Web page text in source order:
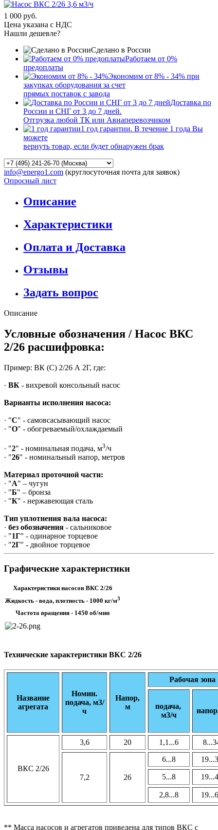
1 000 руб.
Цена указана с НДС
Нашли дешевле?
Сделано в России
Работаем от 0%
предоплаты
Экономим от 8% - 34% при
закупках оборудования за счет
прямых поставок с завода
Доставка по
России и СНГ от 3 до 7 дней.
Отгрузка любой ТК или Авиаперевозчиком
1 год гарантии. В течение 1 года Вы
можете
вернуть товар, если будет обнаружен брак
info@energo1.com (круглосуточная почта для заявок)
Опросный лист
Описание
Характеристики
Оплата и Доставка
Отзывы
Задать вопрос
Описание
Условные обозначения / Насос ВКС
2/26 расшифровка:
Пример: ВК (С) 2/26 А 2Г, где:
· ВК - вихревой консольный насос
Варианты исполнения насоса:
· "С" - самовсасывающий насос
· "О" - обогреваемый/охлаждаемый
· "2" - номинальная подача, м3/ч
· "26" - номинальный напор, метров
Материал проточной части:
· "А" – чугун
· "Б" – бронза
· "К" - нержавеющая сталь
Тип уплотнения вала насоса:
· без обозначения - сальниковое
· "1Г" - одинарное торцевое
· "2Г" - двойное торцевое
Графические характеристики
Характеристики насосов ВКС 2/26
Жидкость - вода, плотность - 1000 кг/м3
Частота вращения - 1450 об/мин
Технические характеристики ВКС 2/26
Название
агрегата
Номин.
подача, м3/
ч
Напор,
м
Рабочая зона
подача,
м3/ч
ВКС 2/26
3,6 20 1,1...6
7,2 26
6...8
5...8
2,8...8
** Масса насосов и агрегатов приведена для типов ВКС с